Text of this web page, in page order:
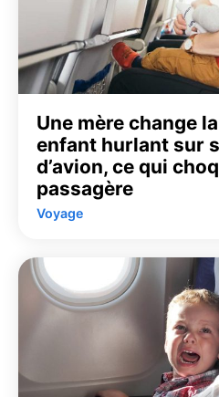
Une mère change
enfant hurlant sur
d’avion, ce qui
passagère
Voyage